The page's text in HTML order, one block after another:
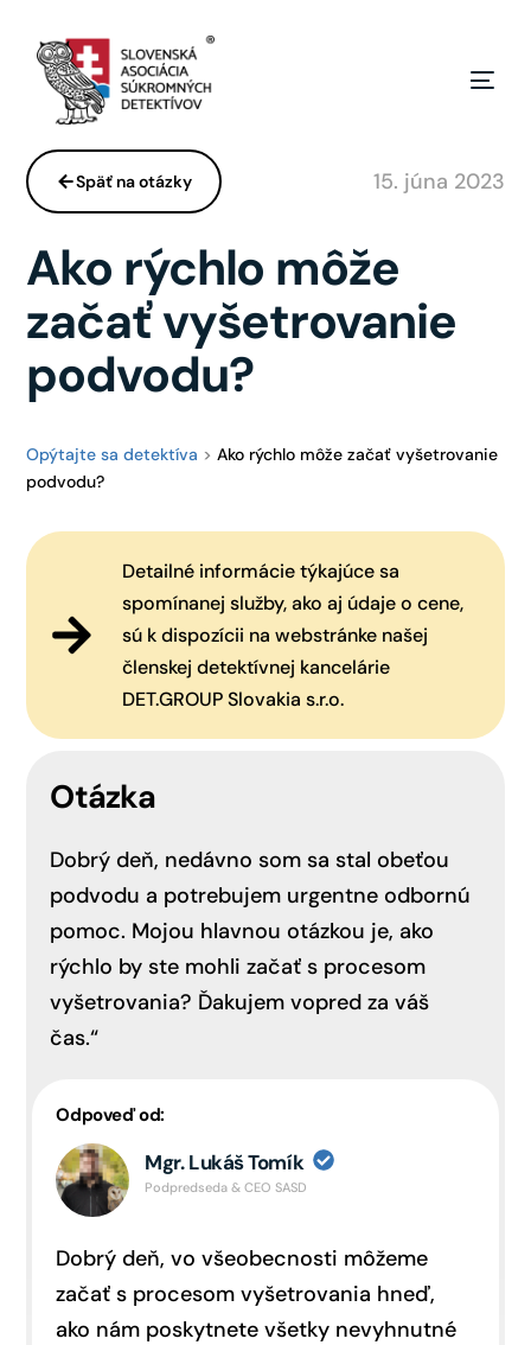
Späť na otázky 15. júna 2023
Ako rýchlo môže
začať vyšetrovanie
podvodu?
Opýtajte sa detektíva > Ako rýchlo môže začať vyšetrovanie
podvodu?
Detailné informácie týkajúce sa
spomínanej služby, ako aj údaje o cene,
sú k dispozícii na webstránke našej
členskej detektívnej kancelárie
DET.GROUP Slovakia s.r.o.
Otázka
Dobrý deň, nedávno som sa stal obeťou
podvodu a potrebujem urgentne odbornú
pomoc. Mojou hlavnou otázkou je, ako
rýchlo by ste mohli začať s procesom
vyšetrovania? Ďakujem vopred za váš
čas.“
Odpoveď od:
Mgr. Lukáš Tomík
Podpredseda & CEO SASD
Dobrý deň, vo všeobecnosti môžeme
začať s procesom vyšetrovania hneď,
ako nám poskytnete všetky nevyhnutné